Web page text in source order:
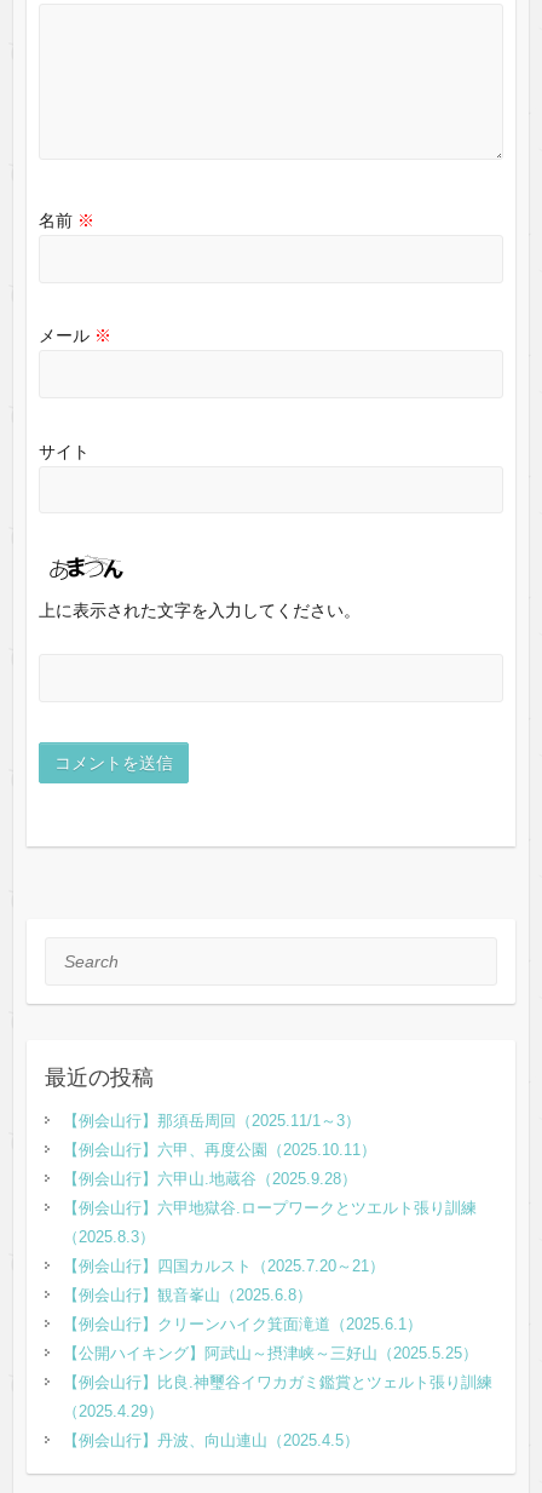
名前 ※
メール ※
サイト
上に表示された文字を入力してください。
Search
最近の投稿
【例会山行】那須岳周回（2025.11/1～3）
【例会山行】六甲、再度公園（2025.10.11）
【例会山行】六甲山.地蔵谷（2025.9.28）
【例会山行】六甲地獄谷.ロープワークとツエルト張り訓練
（2025.8.3）
【例会山行】四国カルスト（2025.7.20～21）
【例会山行】観音峯山（2025.6.8）
【例会山行】クリーンハイク箕面滝道（2025.6.1）
【公開ハイキング】阿武山～摂津峡～三好山（2025.5.25）
【例会山行】比良.神璽谷イワカガミ鑑賞とツェルト張り訓練
（2025.4.29）
【例会山行】丹波、向山連山（2025.4.5）